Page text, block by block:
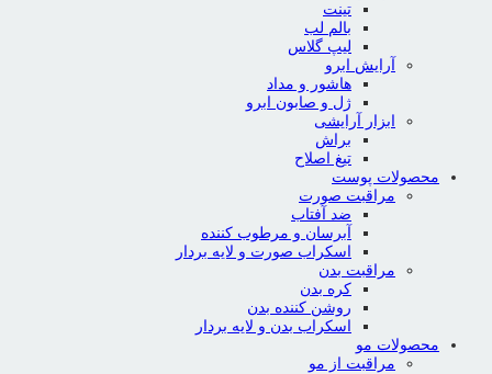
تینت
بالم لب
لیپ گلاس
آرایش ابرو
هاشور و مداد
ژل و صابون ابرو
ابزار آرایشی
براش
تیغ اصلاح
محصولات پوست
مراقبت صورت
ضد آفتاب
آبرسان و مرطوب کننده
اسکراب صورت و لایه بردار
مراقبت بدن
کره بدن
روشن کننده بدن
اسکراب بدن و لایه بردار
محصولات مو
مراقبت از مو